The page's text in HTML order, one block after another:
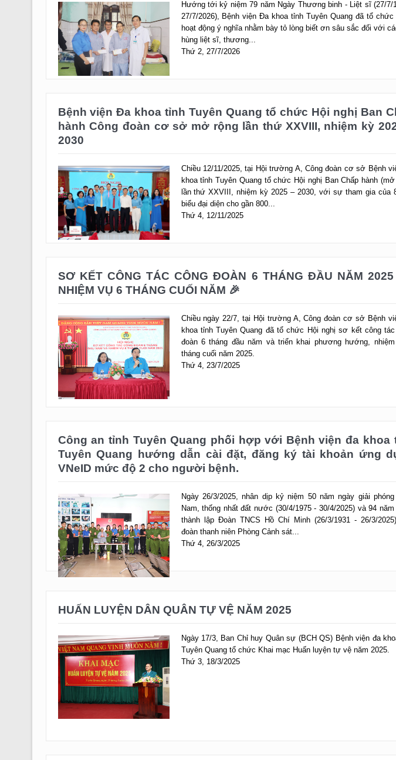
hoạt động ý nghĩa nhằm bày tỏ lòng biết ơn sâu sắc đối với
hùng liệt sĩ, thương...
Thứ 2, 27/7/2026
hành Công đoàn cơ sở mở rộng lần thứ XXVIII, nhiệm kỳ
2030
lần thứ XXVIII, nhiệm kỳ 2025 – 2030, với sự tham gia của
biểu đại diện cho gần 800...
Thứ 4, 12/11/2025
NHIỆM VỤ 6 THÁNG CUỐI NĂM 🎉
đoàn 6 tháng đầu năm và triển khai phương hướng,
tháng cuối năm 2025.
Thứ 4, 23/7/2025
Tuyên Quang hướng dẫn cài đặt, đăng ký tài khoản ứng
VNeID mức độ 2 cho người bệnh.
Ngày 26/3/2025, nhân dịp kỷ niệm 50 năm ngày giải phóng
thành lập Đoàn TNCS Hồ Chí Minh (26/3/1931 - 26/3/
đoàn thanh niên Phòng Cảnh sát...
Thứ 4, 26/3/2025
Ngày 17/3, Ban Chỉ huy Quân sự (BCH QS) Bệnh viện đa
Thứ 3, 18/3/2025